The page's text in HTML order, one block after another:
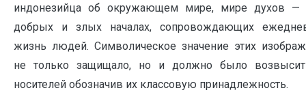
индонезийца об окружающем мире, мире духов
добрых и злых началах, сопровождающих
жизнь людей. Символическое значение этих
не только защищало, но и должно было
носителей обозначив их классовую принадлежность.